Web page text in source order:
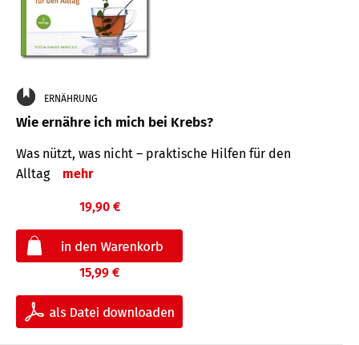
ERNÄHRUNG
Wie ernähre ich mich bei Krebs?
Was nützt, was nicht – praktische Hilfen für den
Alltag
mehr
19,90 €
15,99 €